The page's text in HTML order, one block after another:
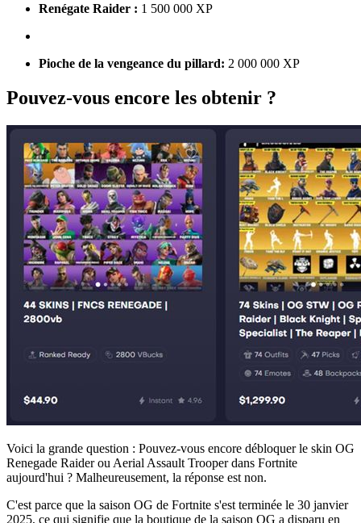
Renégate Raider : 1 500 000 XP
Pioche de la vengeance du pillard: 2 000 000 XP
Pouvez-vous encore les obtenir ?
Voici la grande question : Pouvez-vous encore débloquer le skin OG
Renegade Raider ou Aerial Assault Trooper dans Fortnite
aujourd'hui ? Malheureusement, la réponse est non.
C'est parce que la saison OG de Fortnite s'est terminée le 30 janvier
2025, ce qui signifie que la boutique de la saison OG a disparu en